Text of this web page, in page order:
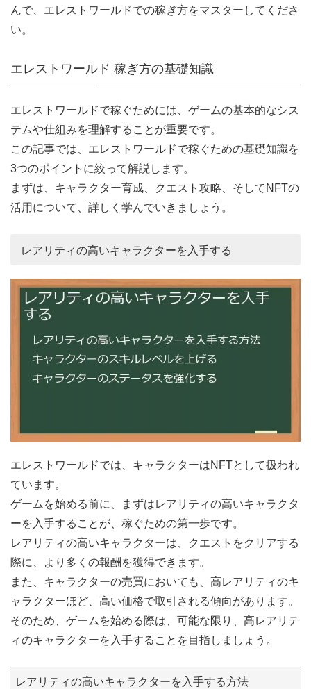
んで、エレストワールドでの稼ぎ方をマスターしてくださ
い。
エレストワールド 稼ぎ方の基礎知識
エレストワールドで稼ぐためには、ゲームの基本的なシス
テムや仕組みを理解することが重要です。
この記事では、エレストワールドで稼ぐための基礎知識を
3つのポイントに絞って解説します。
まずは、キャラクター育成、クエスト攻略、そしてNFTの
活用について、詳しく学んでいきましょう。
レアリティの高いキャラクターを入手する
エレストワールドでは、キャラクターはNFTとして扱われ
ています。
ゲームを始める前に、まずはレアリティの高いキャラクタ
ーを入手することが、稼ぐための第一歩です。
レアリティの高いキャラクターは、クエストをクリアする
際に、より多くの報酬を獲得できます。
また、キャラクターの売買においても、高レアリティのキ
ャラクターほど、高い価格で取引される傾向があります。
そのため、ゲームを始める際は、可能な限り、高レアリテ
ィのキャラクターを入手することを目指しましょう。
レアリティの高いキャラクターを入手する方法